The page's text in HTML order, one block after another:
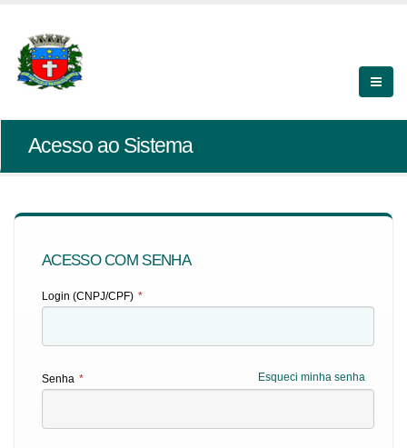
Acesso ao Sistema
ACESSO COM SENHA
Login (CNPJ/CPF) *
Esqueci minha senha
Senha *